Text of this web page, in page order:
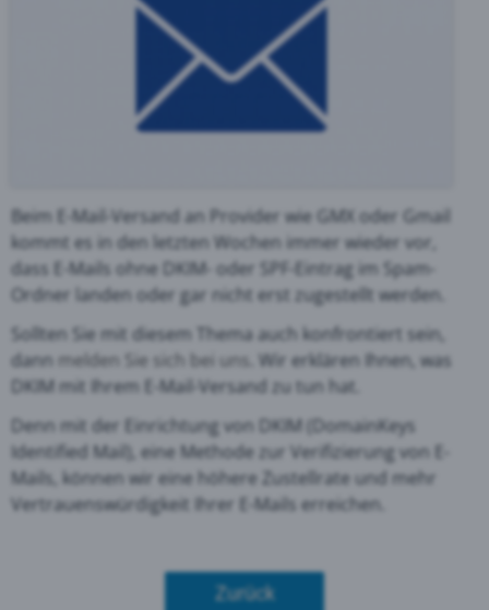
Beim E-Mail-Versand an Provider wie GMX oder Gmail
kommt es in den letzten Wochen immer wieder vor,
dass E-Mails ohne DKIM- oder SPF-Eintrag im Spam-
Ordner landen oder gar nicht erst zugestellt werden.
Sollten Sie mit diesem Thema auch konfrontiert sein,
dann melden Sie sich bei uns Wir erklären Ihnen, was
DKIM mit Ihrem E-Mail-Versand zu tun hat.
Denn mit der Einrichtung von DKIM (
DomainKeys
Identified Mail), eine Methode zur Verifizierung von E-
Mails, können wir eine höhere Zustellrate und mehr
Vertrauenswürdigkeit Ihrer E-Mails erreichen.
Zurück